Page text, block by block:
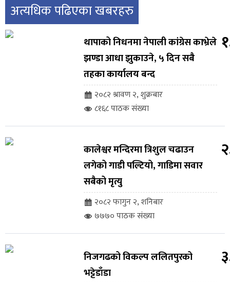
अत्यधिक पढिएका खबरहरु
थापाको निधनमा नेपाली कांग्रेस काभ्रेले
झण्डा आधा झुकाउने, ५ दिन सबै
तहका कार्यालय बन्द
२०८२ श्रावण २, शुक्रबार
८१६८ पाठक संख्या
कालेश्वर मन्दिरमा त्रिशुल चढाउन
लगेको गाडी पल्टियो, गाडिमा सवार
सबैको मृत्यु
२०८२ फागुन २, शनिबार
७७७० पाठक संख्या
निजगढको विकल्प ललितपुरको
भट्टेडाँडा